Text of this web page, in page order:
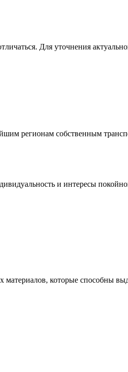
Для уточнения
регионам собственным
и интересы
материалов, которые способны